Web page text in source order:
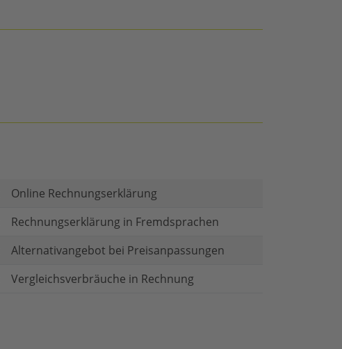
Online Rechnungserklärung
Rechnungserklärung in Fremdsprachen
Alternativangebot bei Preisanpassungen
Vergleichsverbräuche in Rechnung